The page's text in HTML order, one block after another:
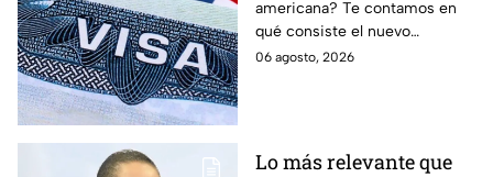
controversia?
americana? Te contamos en
qué consiste el nuevo
programa de fianzas
06 agosto, 2026
Lo más relevante que